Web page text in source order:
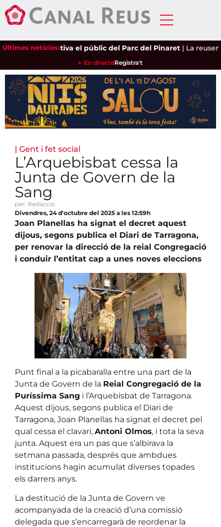
Últimes notícies:
Castro captiva el públic del Parc del Pinaret|La reusenca
En directeRegistra't
| Gent i fet social
L’Arquebisbat cessa la
Junta de Govern de la
Sang
per: Redacció
Divendres, 24 d'octubre del 2025 a les 12:59h
Joan Planellas ha signat el decret aquest
dijous, segons publica el Diari de Tarragona,
per renovar la direcció de la reial Congregació
i conduir l’entitat cap a unes noves eleccions
Punt final a la picabaralla entre una part de la
Junta de Govern de la Reial Congregació de la
Puríssima Sang i l’Arquebisbat de Tarragona.
Aquest dijous, segons publica el Diari de
Tarragona, Joan Planellas ha signat el decret pel
qual cessa el clavari, Antoni Olmos, i tota la seva
junta. Aquest era un pas que s’albirava la
setmana passada, després que ambdues
institucions hagin acumulat diverses topades
els darrers anys.
La destitució de la Junta de Govern ve
acompanyada de la creació d’una comissió
delegada que s’encarregarà de reordenar la